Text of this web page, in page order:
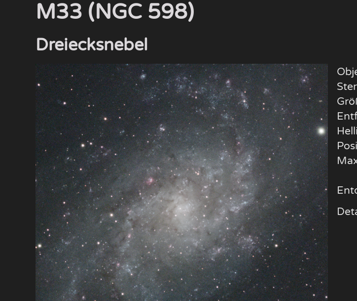
M33 (NGC 598)
Dreiecksnebel